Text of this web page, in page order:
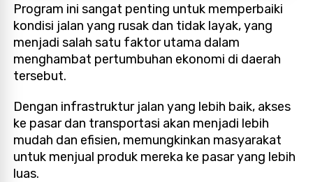
Program ini sangat penting untuk memperbaiki
kondisi jalan yang rusak dan tidak layak, yang
menjadi salah satu faktor utama dalam
menghambat pertumbuhan ekonomi di daerah
tersebut.
Dengan infrastruktur jalan yang lebih baik, akses
ke pasar dan transportasi akan menjadi lebih
mudah dan efisien, memungkinkan masyarakat
untuk menjual produk mereka ke pasar yang lebih
luas.